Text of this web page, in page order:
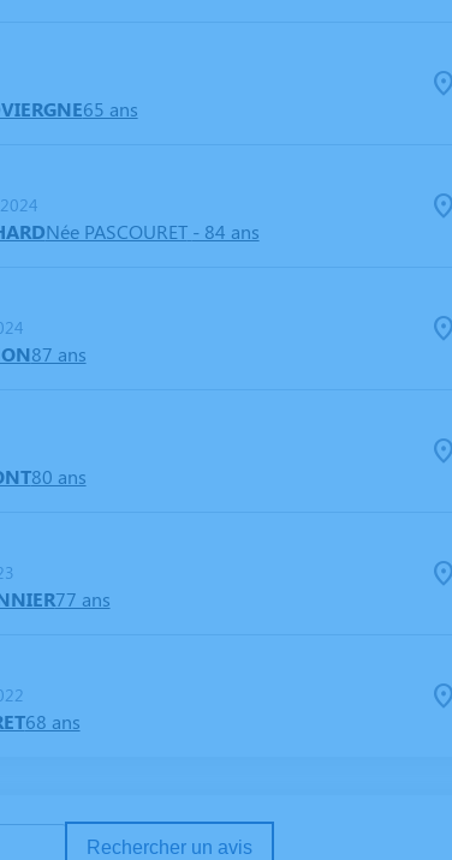
65 ans
Née PASCOURET - 84 ans
87 ans
80 ans
77 ans
68 ans
Rechercher un avis